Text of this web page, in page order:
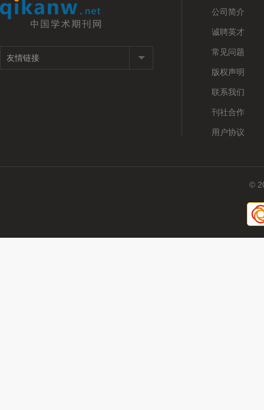
公司简介
诚聘英才
常见问题
版权声明
联系我们
刊社合作
用户协议
©